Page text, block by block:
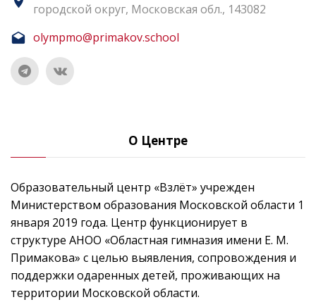
городской округ, Московская обл., 143082
olympmo@primakov.school
О Центре
Образовательный центр «Взлёт» учрежден
Министерством образования Московской области 1
января 2019 года. Центр функционирует в
структуре АНОО «Областная гимназия имени Е. М.
Примакова» с целью выявления, сопровождения и
поддержки одаренных детей, проживающих на
территории Московской области.